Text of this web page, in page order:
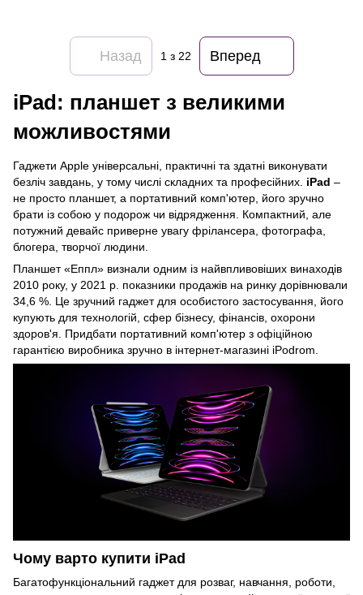
Назад 1 з 22 Вперед
iPad: планшет з великими
можливостями
Гаджети Apple універсальні, практичні та здатні виконувати
безліч завдань, у тому числі складних та професійних. iPad –
не просто планшет, а портативний комп'ютер, його зручно
брати із собою у подорож чи відрядження. Компактний, але
потужний девайс приверне увагу фрілансера, фотографа,
блогера, творчої людини.
Планшет «Еппл» визнали одним із найвпливовіших винаходів
2010 року, у 2021 р. показники продажів на ринку дорівнювали
34,6 %. Це зручний гаджет для особистого застосування, його
купують для технологій, сфер бізнесу, фінансів, охорони
здоров'я. Придбати портативний комп'ютер з офіційною
гарантією виробника зручно в інтернет-магазині iPodrom.
Чому варто купити iPad
Багатофункціональний гаджет для розваг, навчання, роботи,